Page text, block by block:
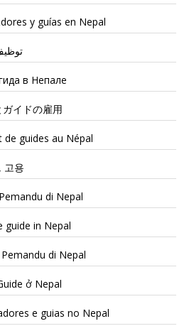
y guías en Nepal
в Непале
イドの雇用
guides au Népal
고용
di Nepal
guide in Nepal
di Nepal
ở Nepal
e guias no Nepal